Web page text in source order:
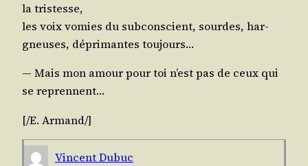
la tristesse,
les voix vomies du sub­cons­cient, sourdes, har­
gneuses, dépri­mantes toujours…
— Mais mon amour pour toi n’est pas de ceux qui
se reprennent…
[/​E. Armand/​]
Vincent Dubuc